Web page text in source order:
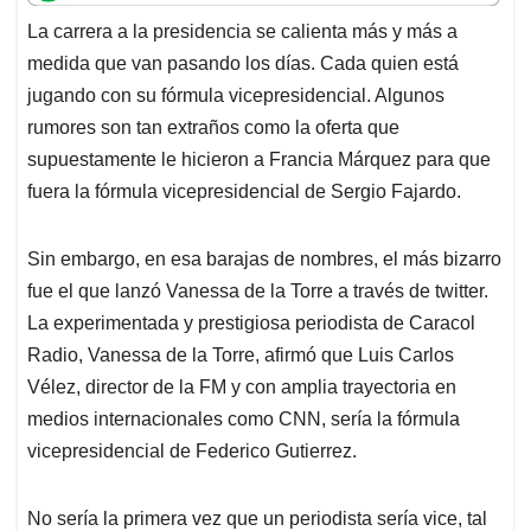
t
s
A
p
p
e
b
o
o
k
k
e
d
I
n
i
l
e
a
d
s
La carrera a la presidencia se calienta más y más a
medida que van pasando los días. Cada quien está
jugando con su fórmula vicepresidencial. Algunos
rumores son tan extraños como la oferta que
supuestamente le hicieron a Francia Márquez para que
fuera la fórmula vicepresidencial de Sergio Fajardo.
Sin embargo, en esa barajas de nombres, el más bizarro
fue el que lanzó Vanessa de la Torre a través de twitter.
La experimentada y prestigiosa periodista de Caracol
Radio, Vanessa de la Torre, afirmó que Luis Carlos
Vélez, director de la FM y con amplia trayectoria en
medios internacionales como CNN, sería la fórmula
vicepresidencial de Federico Gutierrez.
No sería la primera vez que un periodista sería vice, tal